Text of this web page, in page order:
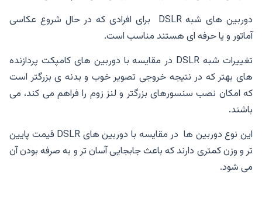
دوربین های شبه DSLR برای افرادی که در حال شروع عکاسی
آماتور و یا حرفه ای هستند مناسب است.
تغییرات شبه DSLR در مقایسه با دوربین های کامپکت پردازنده
های بهتر که در نتیجه خروجی تصویر خوب و بدنه ی بزرگتر است
که امکان نصب سنسورهای بزرگتر و لنز زوم را فراهم می کند، می
باشند.
این نوع دوربین ها در مقایسه با دوربین های DSLR قیمت پایین
تر و وزن کمتری دارند که باعث جابجایی آسان تر و به صرفه بودن آن
می شود.